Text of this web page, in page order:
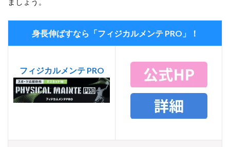
身長伸ばすなら「フィジカルメンテ PRO」！
フィジカルメンテ PRO